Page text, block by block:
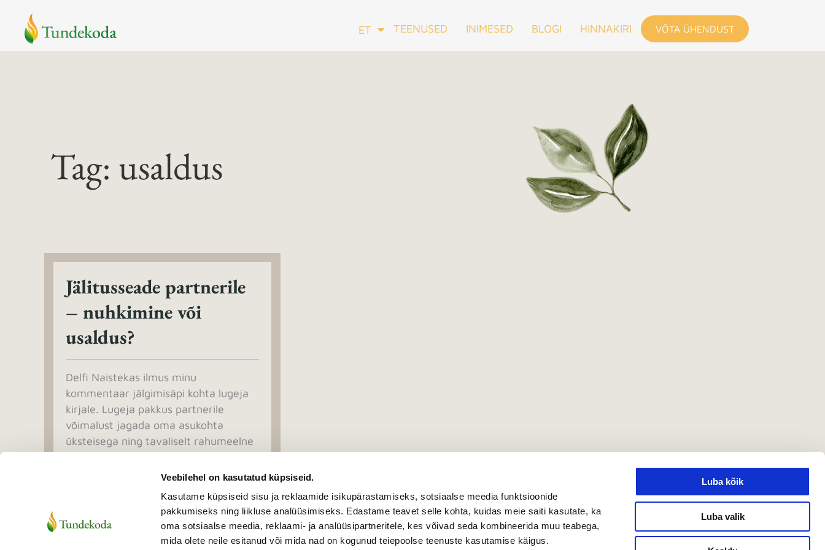
Veebilehel on kasutatud küpsiseid.
Kasutame küpsiseid sisu ja reklaamide isikupärastamiseks, sotsiaalse meedia funktsioonide
pakkumiseks ning liikluse analüüsimiseks. Edastame teavet selle kohta, kuidas meie saiti kasutate, ka
oma sotsiaalse meedia, reklaami- ja analüüsipartneritele, kes võivad seda kombineerida muu teabega,
mida olete neile esitanud või mida nad on kogunud teiepoolse teenuste kasutamise käigus.
Luba kõik
Luba valik
content
ET
EN TEENUSED INIMESED BLOGI HINNAKIRI VÕTA ÜHENDUST
Tag: usaldus
Jälitusseade partnerile
– nuhkimine või
usaldus?
Delfi Naistekas ilmus minu
kommentaar jälgimisäpi kohta lugeja
kirjale. Lugeja pakkus partnerile
võimalust jagada oma asukohta
üksteisega ning tavaliselt rahumeelne